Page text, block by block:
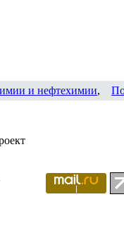
и нефтехимии,